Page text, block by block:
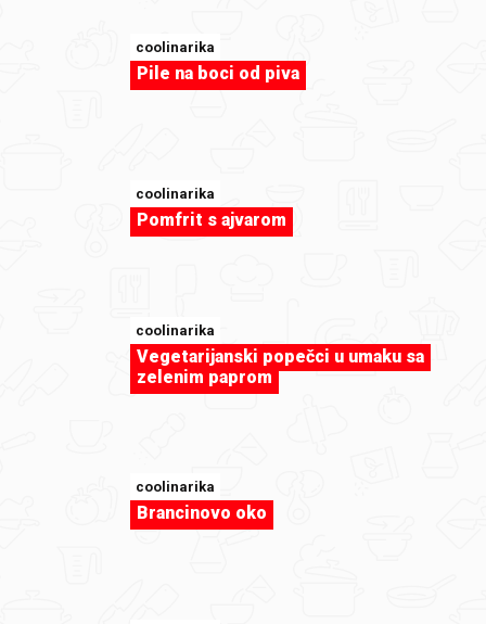
coolinarika
Pile na boci od piva
coolinarika
Pomfrit s ajvarom
coolinarika
Vegetarijanski popečci u umaku sa
zelenim paprom
coolinarika
Brancinovo oko